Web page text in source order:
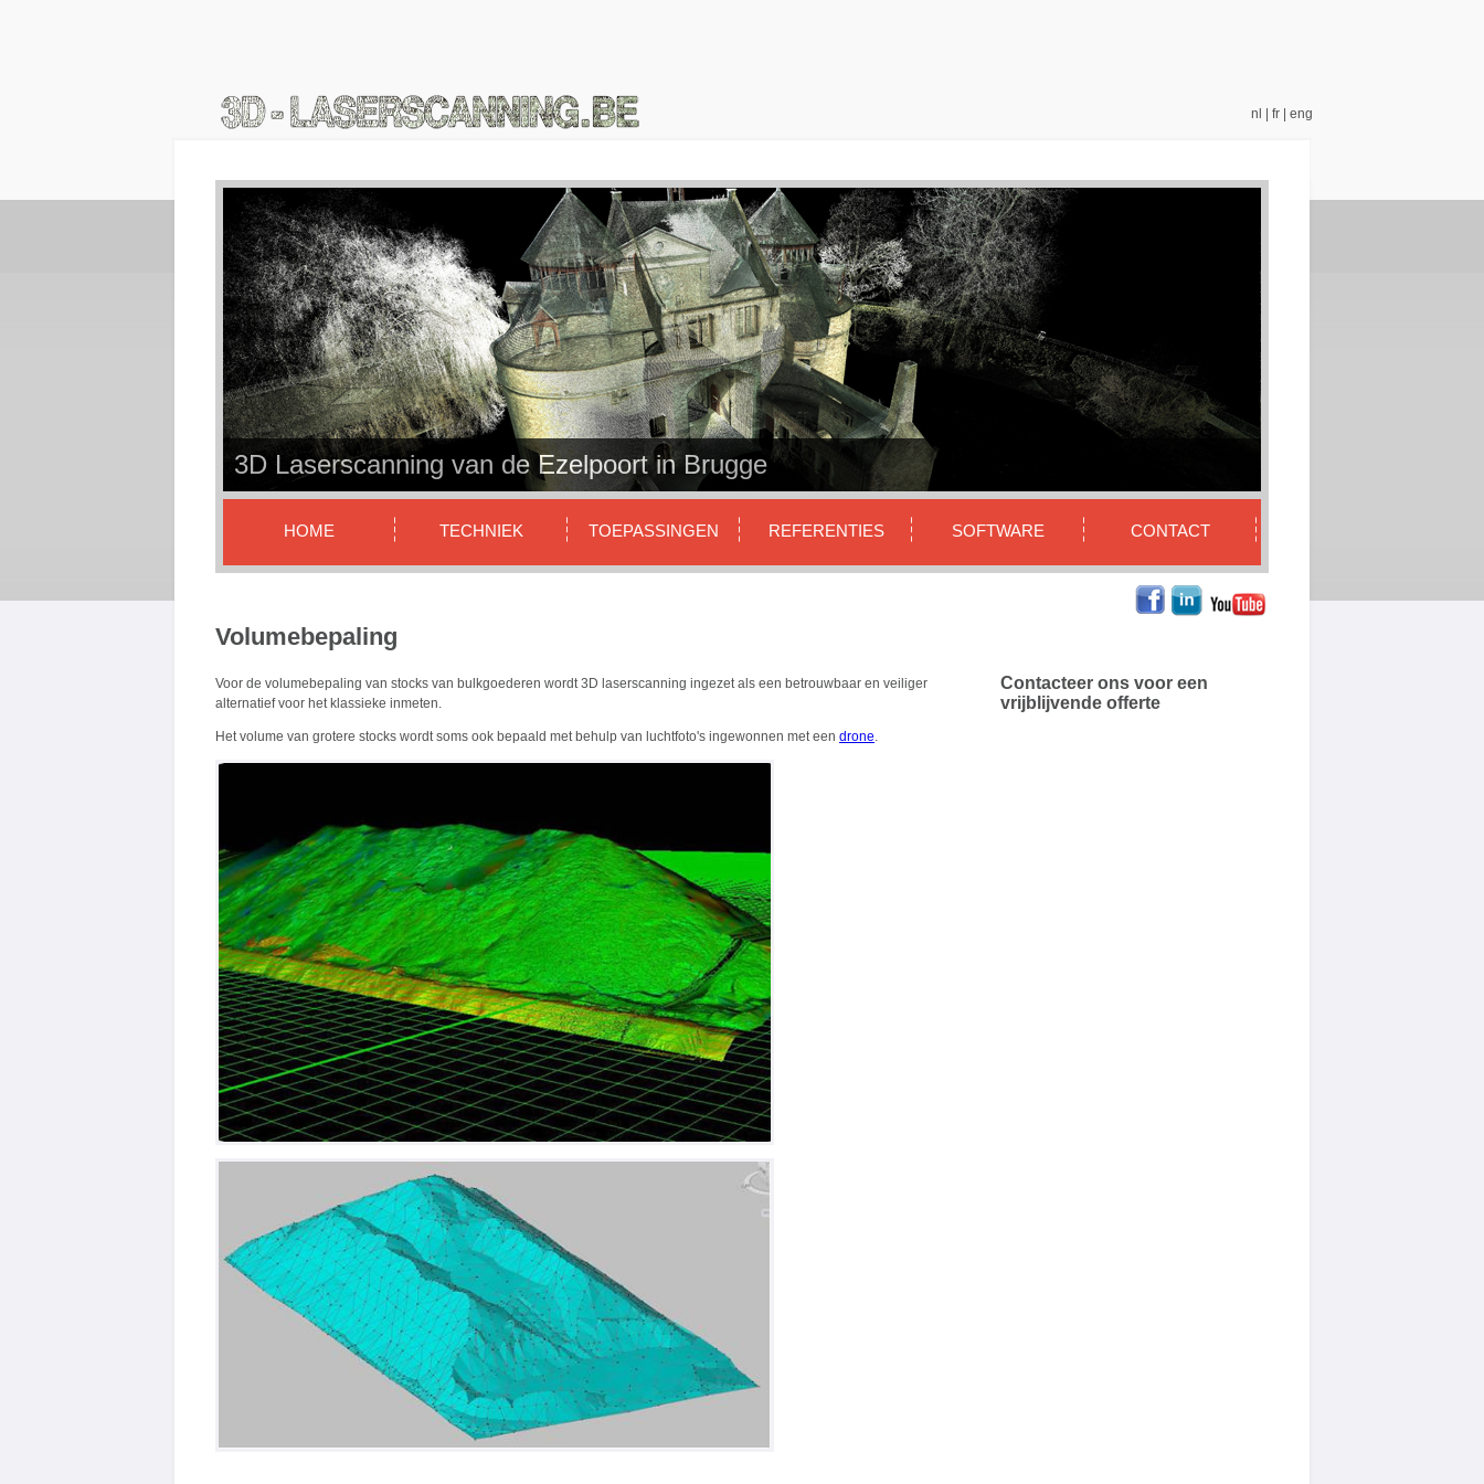
nl fr eng
3D Laserscanning van de Ezelpoort in Brugge
HOME TECHNIEK TOEPASSINGEN REFERENTIES SOFTWARE CONTACT
Volumebepaling
Voor de volumebepaling van stocks van bulkgoederen wordt 3D laserscanning ingezet als een betrouwbaar en veiliger
alternatief voor het klassieke inmeten.
Het volume van grotere stocks wordt soms ook bepaald met behulp van luchtfoto's ingewonnen met een drone.
Contacteer ons voor een
vrijblijvende offerte